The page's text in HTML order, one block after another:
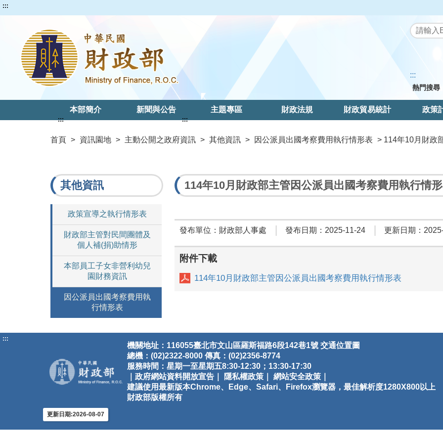
:::
:::
熱門搜尋
本部簡介 新聞與公告 主題專區 財政法規 財政貿易統計 政策
首頁 > 資訊園地 > 主動公開之政府資訊 > 其他資訊 > 因公派員出國考察費用執行情形表 > 114年10月財政
:::
其他資訊
政策宣導之執行情形表
財政部主管對民間團體及
個人補(捐)助情形
本部員工子女非營利幼兒
園財務資訊
因公派員出國考察費用執
行情形表
:::
114年10月財政部主管因公派員出國考察費用執行情
發布單位：財政部人事處 發布日期：2025-11-24 更新日期：
附件下載
114年10月財政部主管因公派員出國考察費用執行情形表
:::
機關地址：116055臺北市文山區羅斯福路6段142巷1號 交通位置圖
總機：(02)2322-8000 傳真：(02)2356-8774
服務時間：星期一至星期五8:30-12:30；13:30-17:30
｜政府網站資料開放宣告｜
隱私權政策｜
網站安全政策｜
建議使用最新版本Chrome、Edge、Safari、Firefox瀏覽器，最佳解析度1280X800以上
財政部版權所有
更新日期:2026-08-07